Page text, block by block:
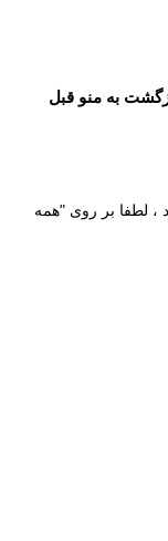
به منو قبل
، لطفا بر روی "همه